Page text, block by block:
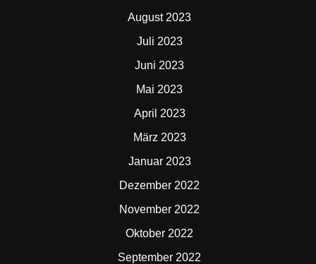
August 2023
Juli 2023
Juni 2023
Mai 2023
April 2023
März 2023
Januar 2023
Dezember 2022
November 2022
Oktober 2022
September 2022